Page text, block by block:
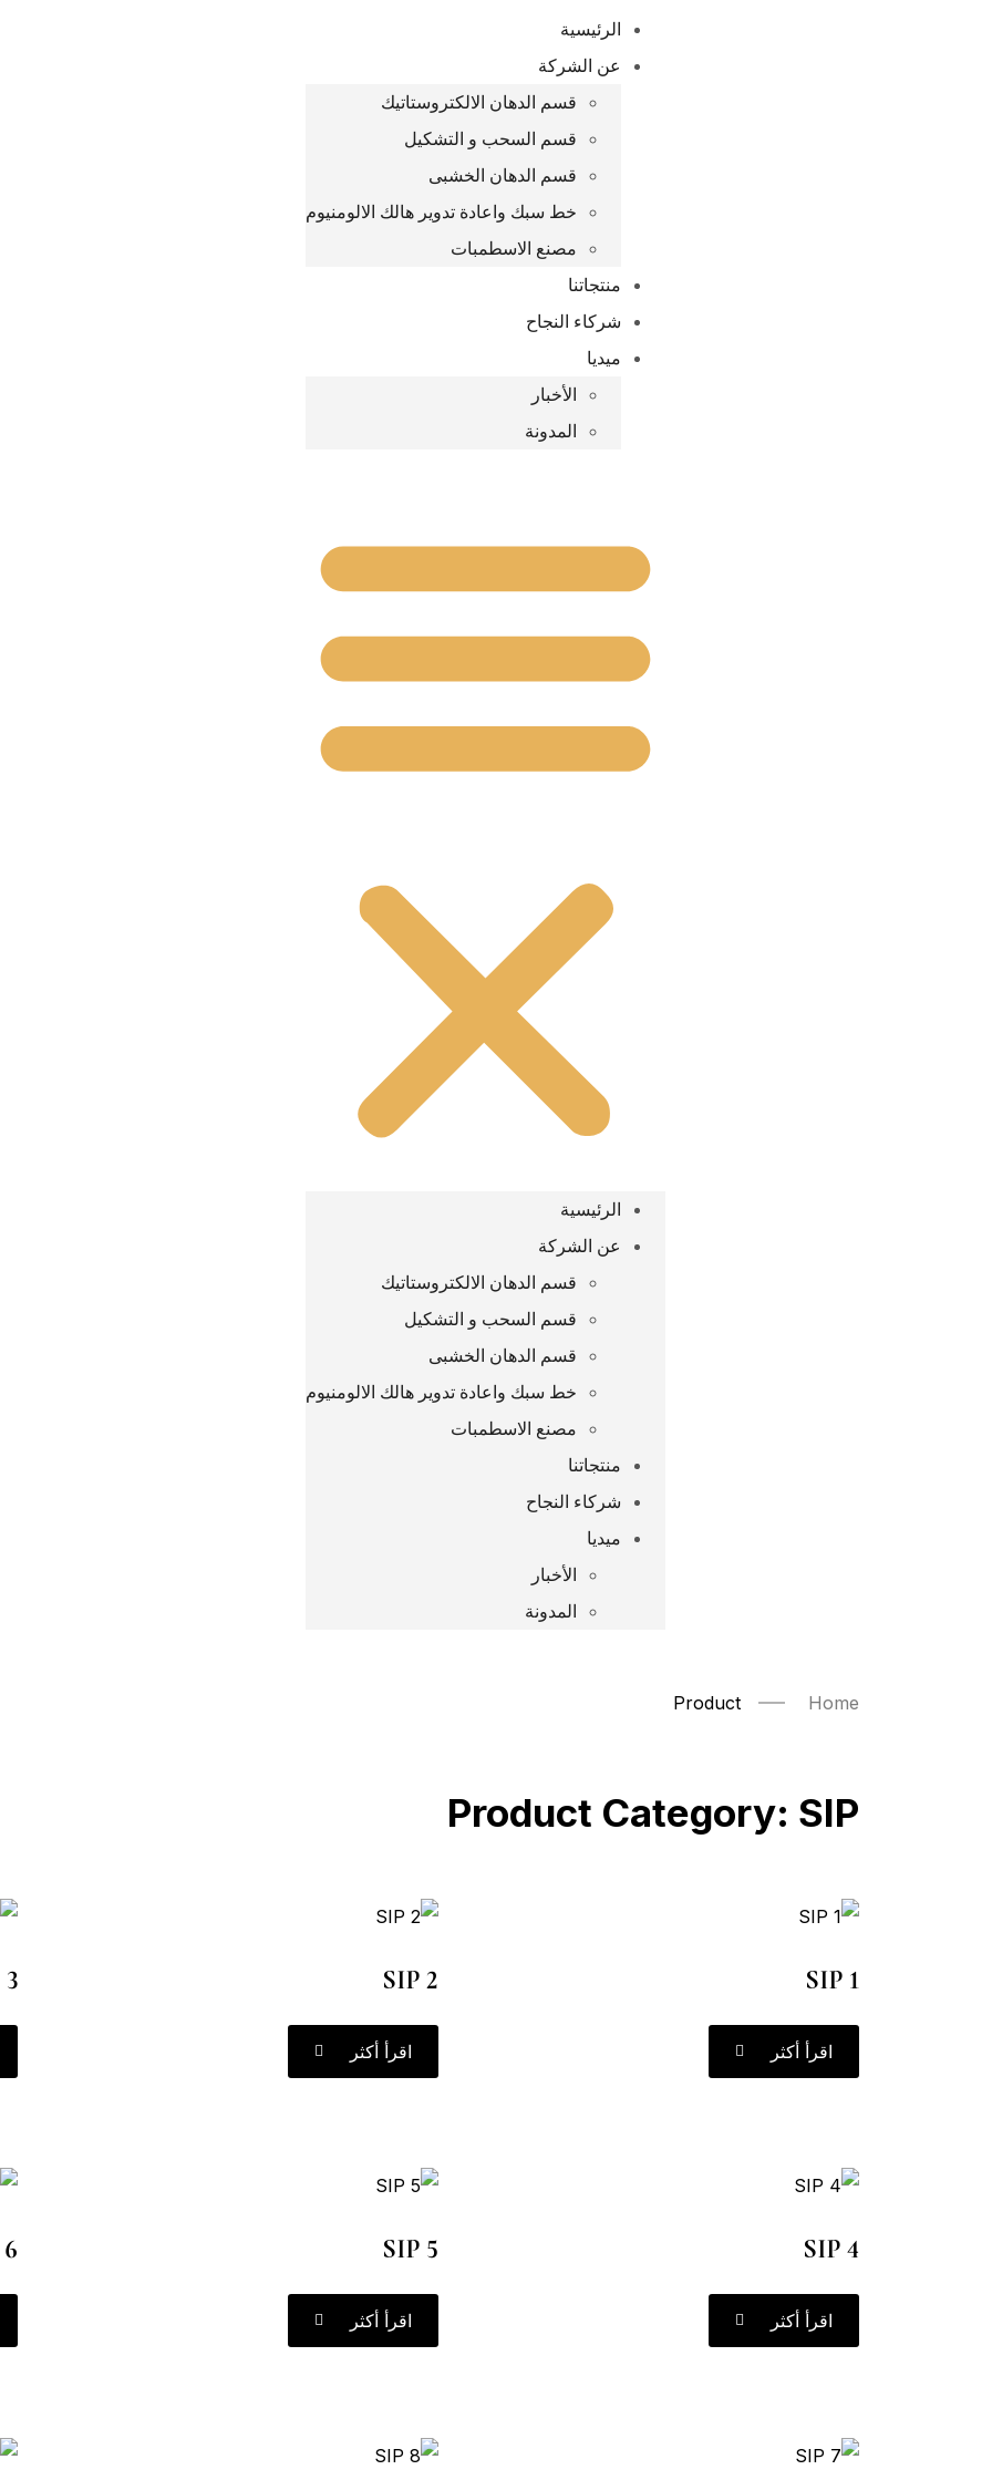
الرئيسية
عن الشركة
قسم الدهان الالكتروستاتيك
قسم السحب و التشكيل
قسم الدهان الخشبى
خط سبك واعادة تدوير هالك الالومنيوم
مصنع الاسطمبات
منتجاتنا
شركاء النجاح
ميديا
الأخبار
المدونة
الرئيسية
عن الشركة
قسم الدهان الالكتروستاتيك
قسم السحب و التشكيل
قسم الدهان الخشبى
خط سبك واعادة تدوير هالك الالومنيوم
مصنع الاسطمبات
منتجاتنا
شركاء النجاح
ميديا
الأخبار
المدونة
Home
Product
Product Category: SIP
SIP 1
اقرأ أكثر
SIP 2
اقرأ أكثر
SIP 4
اقرأ أكثر
SIP 5
اقرأ أكثر